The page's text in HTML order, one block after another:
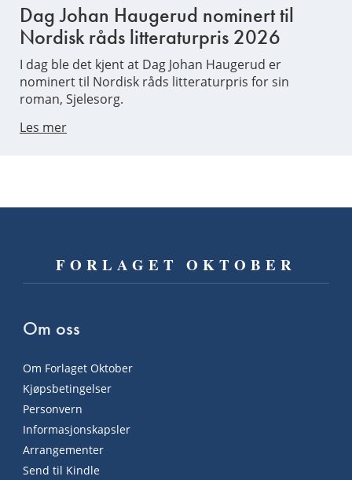
Dag Johan Haugerud nominert til
Nordisk råds litteraturpris 2026
I dag ble det kjent at Dag Johan Haugerud er
nominert til Nordisk råds litteraturpris for sin
roman, Sjelesorg.
Les mer
FORLAGET OKTOBER
Om oss
Om Forlaget Oktober
Kjøpsbetingelser
Personvern
Informasjonskapsler
Arrangementer
Send til Kindle